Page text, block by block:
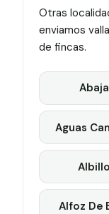
Otras
enviamos
de fincas.
Aguas
Alfoz De